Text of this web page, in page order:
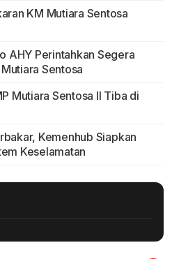
KM Mutiara Sentosa
AHY Perintahkan Segera
Sentosa
Mutiara Sentosa II Tiba di
Kemenhub Siapkan
Keselamatan